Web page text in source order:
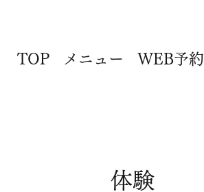
TOP メニュー WEB予約
体験